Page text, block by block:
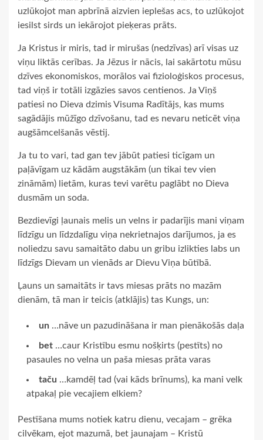
uzlūkojot man apbrīnā aizvien ieplešas acs, to uzlūkojot
iesilst sirds un iekārojot pieķeras prāts.
Ja Kristus ir miris, tad ir mirušas (nedzīvas) arī visas uz
viņu liktās cerības. Ja Jēzus ir nācis, lai sakārtotu mūsu
dzīves ekonomiskos, morālos vai fizioloģiskos procesus,
tad viņš ir totāli izgāzies savos centienos. Ja Viņš
patiesi no Dieva dzimis Visuma Radītājs, kas mums
sagādājis mūžīgo dzīvošanu, tad es nevaru neticēt viņa
augšāmcelšanās vēstij.
Ja tu to vari, tad gan tev jābūt patiesi ticīgam un
paļāvīgam uz kādām augstākām (un tikai tev vien
zināmām) lietām, kuras tevi varētu paglābt no Dieva
dusmām un soda.
Bezdievīgi ļaunais melis un velns ir padarījis mani viņam
līdzīgu un līdzdalīgu viņa nekrietnajos darījumos, ja es
noliedzu savu samaitāto dabu un gribu izlikties labs un
līdzīgs Dievam un vienāds ar Dievu Viņa būtībā.
Ļauns un samaitāts ir tavs miesas prāts no mazām
dienām, tā man ir teicis (atklājis) tas Kungs, un:
un …nāve un pazudināšana ir man pienākošās daļa
bet …caur Kristību esmu nošķirts (pestīts) no
pasaules no velna un paša miesas prāta varas
taču …kamdēļ tad (vai kāds brīnums), ka mani velk
atpakaļ pie vecajiem elkiem?
Pestīšana mums notiek katru dienu, vecajam – grēka
cilvēkam, ejot mazumā, bet jaunajam – Kristū